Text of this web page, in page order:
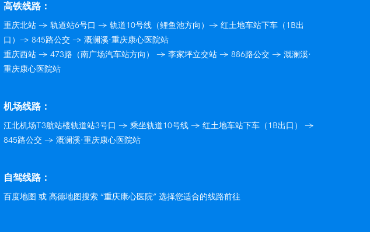
高铁线路：
重庆北站 → 轨道站6号口 → 轨道10号线（鲤鱼池方向）→ 红土地车站下车（1B出
口）→ 845路公交 → 溉澜溪·重庆康心医院站
重庆西站 → 473路（南广场汽车站方向） → 李家坪立交站 → 886路公交 → 溉澜溪·
重庆康心医院站
机场线路：
江北机场T3航站楼轨道站3号口 → 乘坐轨道10号线 → 红土地车站下车（1B出口） →
845路公交 → 溉澜溪·重庆康心医院站
自驾线路：
百度地图 或 高德地图搜索 “重庆康心医院” 选择您适合的线路前往